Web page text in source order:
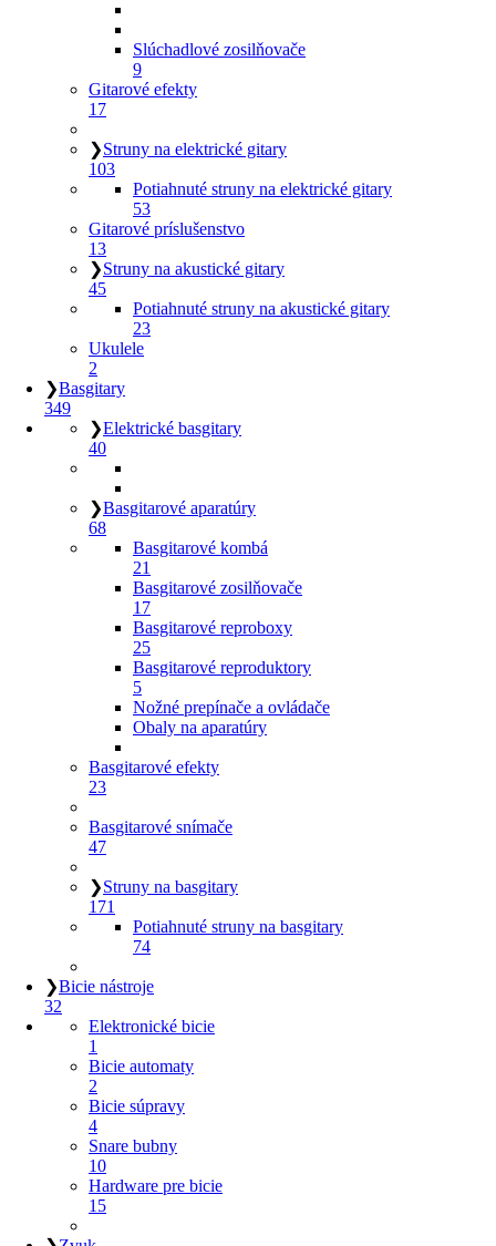
Slúchadlové zosilňovače
9
Gitarové efekty
17
❯Struny na elektrické gitary
103
Potiahnuté struny na elektrické gitary
53
Gitarové príslušenstvo
13
❯Struny na akustické gitary
45
Potiahnuté struny na akustické gitary
23
Ukulele
2
❯Basgitary
349
❯Elektrické basgitary
40
❯Basgitarové aparatúry
68
Basgitarové kombá
21
Basgitarové zosilňovače
17
Basgitarové reproboxy
25
Basgitarové reproduktory
5
Nožné prepínače a ovládače
Obaly na aparatúry
Basgitarové efekty
23
Basgitarové snímače
47
❯Struny na basgitary
171
Potiahnuté struny na basgitary
74
❯Bicie nástroje
32
Elektronické bicie
1
Bicie automaty
2
Bicie súpravy
4
Snare bubny
10
Hardware pre bicie
15